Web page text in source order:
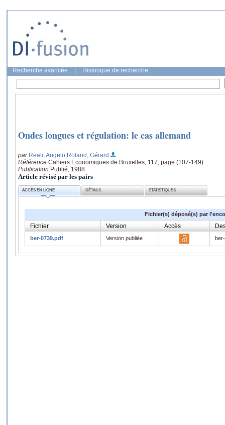
Recherche avancée Historique de recherche
Ondes longues et régulation: le cas allemand
par Reati, Angelo;Roland, Gérard
Référence Cahiers Economiques de Bruxelles, 117, page (107-149)
Publication Publié, 1988
Article révisé par les pairs
ACCÈS EN LIGNE DÉTAILS STATISTIQUES
Fichier(s) déposé(s) par
Fichier Version Accès
ber-0739.pdf Version publiée